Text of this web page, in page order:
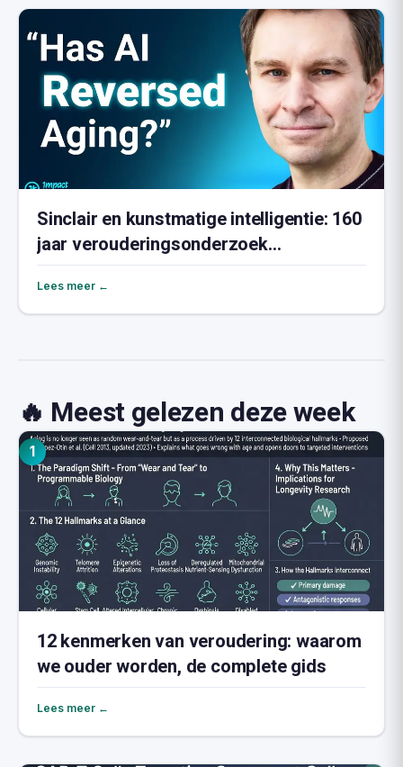
Sinclair en kunstmatige intelligentie: 160
jaar verouderingsonderzoek
gecomprimeerd
Lees meer ←
🔥 Meest gelezen deze week
1
12 kenmerken van veroudering: waarom
we ouder worden, de complete gids
Lees meer ←